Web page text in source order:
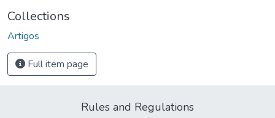
Collections
Artigos
Full item page
Rules and Regulations